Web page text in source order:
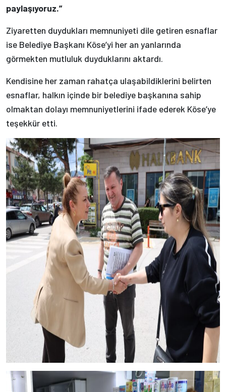
paylaşıyoruz.”
Ziyaretten duydukları memnuniyeti dile getiren esnaflar
ise Belediye Başkanı Köse’yi her an yanlarında
görmekten mutluluk duyduklarını aktardı.
Kendisine her zaman rahatça ulaşabildiklerini belirten
esnaflar, halkın içinde bir belediye başkanına sahip
olmaktan dolayı memnuniyetlerini ifade ederek Köse’ye
teşekkür etti.